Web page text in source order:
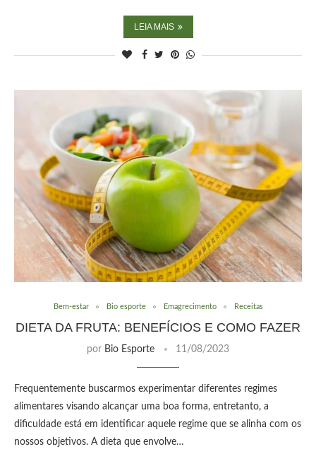
LEIA MAIS
Bem-estar Bio esporte Emagrecimento Receitas
DIETA DA FRUTA: BENEFÍCIOS E COMO FAZER
por Bio Esporte 11/08/2023
Frequentemente buscarmos experimentar diferentes regimes
alimentares visando alcançar uma boa forma, entretanto, a
dificuldade está em identificar aquele regime que se alinha com os
nossos objetivos. A dieta que envolve…